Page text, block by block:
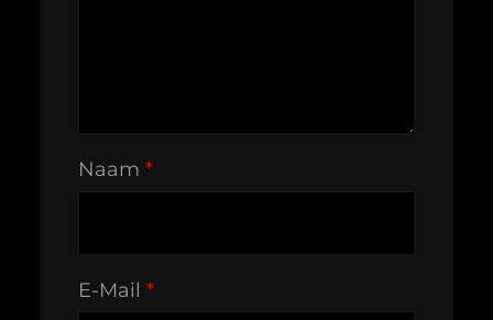
Naam *
E-Mail *